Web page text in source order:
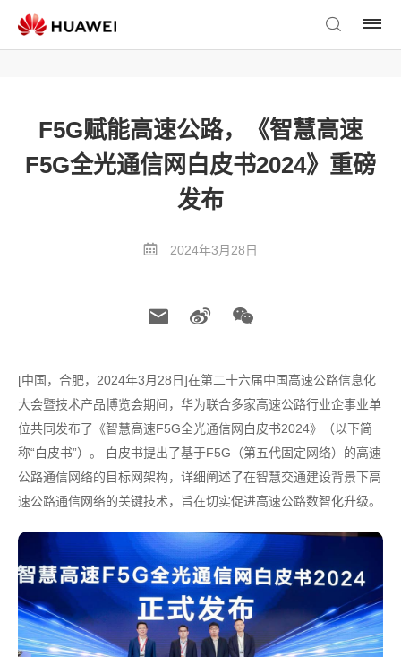
F5G赋能高速公路，《智慧高速
F5G全光通信网白皮书2024》重磅
发布
2024年3月28日
[中国，合肥，2024年3月28日]在第二十六届中国高速公路信息化
大会暨技术产品博览会期间，华为联合多家高速公路行业企事业单
位共同发布了《智慧高速F5G全光通信网白皮书2024》（以下简
称“白皮书”）。 白皮书提出了基于F5G（第五代固定网络）的高速
公路通信网络的目标网架构，详细阐述了在智慧交通建设背景下高
速公路通信网络的关键技术，旨在切实促进高速公路数智化升级。